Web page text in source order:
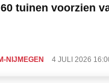
tuinen voorzien
NIJMEGEN 4 JULI 2026